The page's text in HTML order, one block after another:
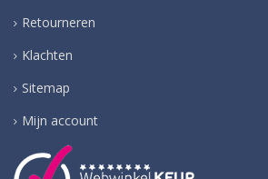
Retourneren
Klachten
Sitemap
Mijn account